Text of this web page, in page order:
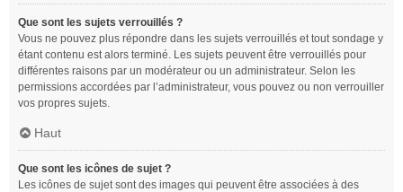
Que sont les sujets verrouillés ?
Vous ne pouvez plus répondre dans les sujets verrouillés et tout sondage y
étant contenu est alors terminé. Les sujets peuvent être verrouillés pour
différentes raisons par un modérateur ou un administrateur. Selon les
permissions accordées par l’administrateur, vous pouvez ou non verrouiller
vos propres sujets.
Haut
Que sont les icônes de sujet ?
Les icônes de sujet sont des images qui peuvent être associées à des